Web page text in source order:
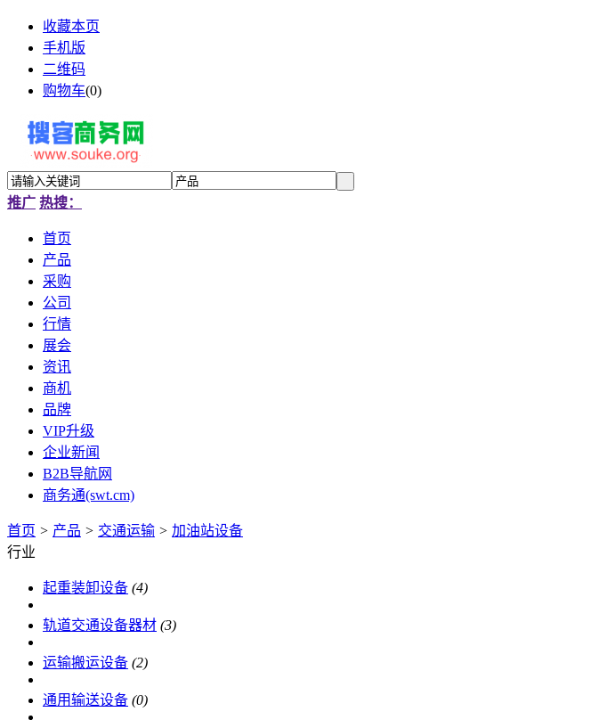
收藏本页
手机版
二维码
购物车(0)
推广 热搜：
首页
产品
采购
公司
行情
展会
资讯
商机
品牌
VIP升级
企业新闻
B2B导航网
商务通(swt.cm)
首页 > 产品 > 交通运输 > 加油站设备
行业
起重装卸设备 (4)
轨道交通设备器材 (3)
运输搬运设备 (2)
通用输送设备 (0)